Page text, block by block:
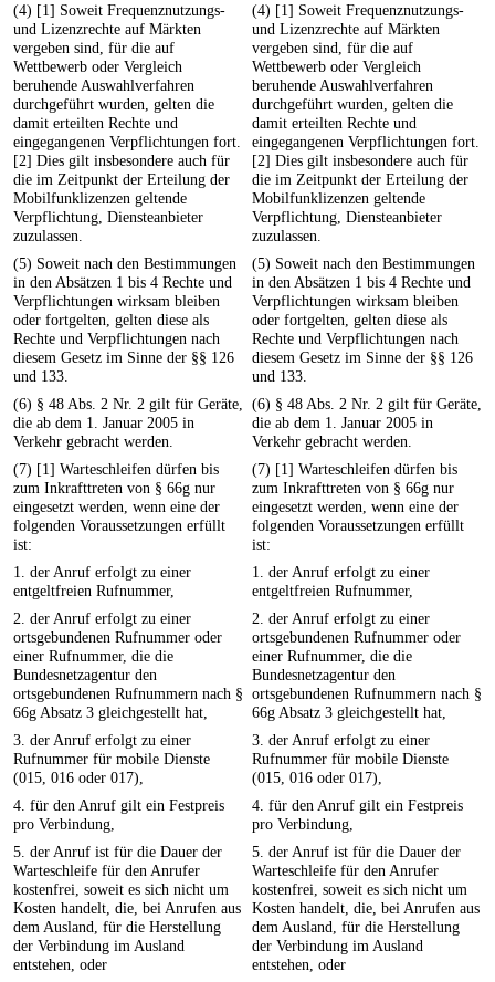
(4) [1] Soweit Frequenznutzungs-
und Lizenzrechte auf Märkten
vergeben sind, für die auf
Wettbewerb oder Vergleich
beruhende Auswahlverfahren
durchgeführt wurden, gelten die
damit erteilten Rechte und
eingegangenen Verpflichtungen fort.
[2] Dies gilt insbesondere auch für
die im Zeitpunkt der Erteilung der
Mobilfunklizenzen geltende
Verpflichtung, Diensteanbieter
zuzulassen.
(4) [1] Soweit Frequenznutzungs-
und Lizenzrechte auf Märkten
vergeben sind, für die auf
Wettbewerb oder Vergleich
beruhende Auswahlverfahren
durchgeführt wurden, gelten die
damit erteilten Rechte und
eingegangenen Verpflichtungen fort.
[2] Dies gilt insbesondere auch für
die im Zeitpunkt der Erteilung der
Mobilfunklizenzen geltende
Verpflichtung, Diensteanbieter
zuzulassen.
(5) Soweit nach den Bestimmungen
in den Absätzen 1 bis 4 Rechte und
Verpflichtungen wirksam bleiben
oder fortgelten, gelten diese als
Rechte und Verpflichtungen nach
diesem Gesetz im Sinne der §§ 126
und 133.
(5) Soweit nach den Bestimmungen
in den Absätzen 1 bis 4 Rechte und
Verpflichtungen wirksam bleiben
oder fortgelten, gelten diese als
Rechte und Verpflichtungen nach
diesem Gesetz im Sinne der §§ 126
und 133.
(6) § 48 Abs. 2 Nr. 2 gilt für Geräte,
die ab dem 1. Januar 2005 in
Verkehr gebracht werden.
(6) § 48 Abs. 2 Nr. 2 gilt für Geräte,
die ab dem 1. Januar 2005 in
Verkehr gebracht werden.
(7) [1] Warteschleifen dürfen bis
zum Inkrafttreten von § 66g nur
eingesetzt werden, wenn eine der
folgenden Voraussetzungen erfüllt
ist:
(7) [1] Warteschleifen dürfen bis
zum Inkrafttreten von § 66g nur
eingesetzt werden, wenn eine der
folgenden Voraussetzungen erfüllt
ist:
1. der Anruf erfolgt zu einer
entgeltfreien Rufnummer,
1. der Anruf erfolgt zu einer
entgeltfreien Rufnummer,
2. der Anruf erfolgt zu einer
ortsgebundenen Rufnummer oder
einer Rufnummer, die die
Bundesnetzagentur den
ortsgebundenen Rufnummern nach §
66g Absatz 3 gleichgestellt hat,
2. der Anruf erfolgt zu einer
ortsgebundenen Rufnummer oder
einer Rufnummer, die die
Bundesnetzagentur den
ortsgebundenen Rufnummern nach §
66g Absatz 3 gleichgestellt hat,
3. der Anruf erfolgt zu einer
Rufnummer für mobile Dienste
(015, 016 oder 017),
3. der Anruf erfolgt zu einer
Rufnummer für mobile Dienste
(015, 016 oder 017),
4. für den Anruf gilt ein Festpreis
pro Verbindung,
4. für den Anruf gilt ein Festpreis
pro Verbindung,
5. der Anruf ist für die Dauer der
Warteschleife für den Anrufer
kostenfrei, soweit es sich nicht um
Kosten handelt, die, bei Anrufen aus
dem Ausland, für die Herstellung
der Verbindung im Ausland
entstehen, oder
5. der Anruf ist für die Dauer der
Warteschleife für den Anrufer
kostenfrei, soweit es sich nicht um
Kosten handelt, die, bei Anrufen aus
dem Ausland, für die Herstellung
der Verbindung im Ausland
entstehen, oder